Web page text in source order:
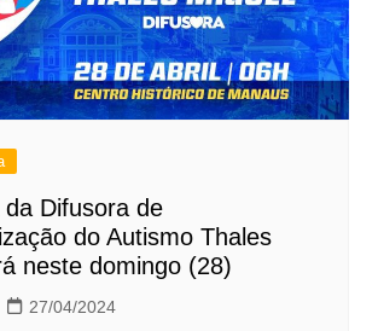
da Difusora de
do Autismo Thales
neste domingo (28)
27/04/2024